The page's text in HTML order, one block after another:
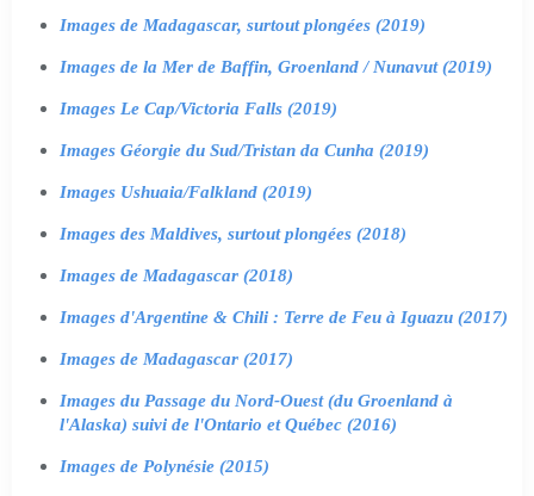
Images de Madagascar, surtout plongées (2019)
Images de la Mer de Baffin, Groenland / Nunavut (2019)
Images Le Cap/Victoria Falls (2019)
Images Géorgie du Sud/Tristan da Cunha (2019)
Images Ushuaia/Falkland (2019)
Images des Maldives, surtout plongées (2018)
Images de Madagascar (2018)
Images d'Argentine & Chili : Terre de Feu à Iguazu (2017)
Images de Madagascar (2017)
Images du Passage du Nord-Ouest (du Groenland à
l'Alaska) suivi de l'Ontario et Québec (2016)
Images de Polynésie (2015)